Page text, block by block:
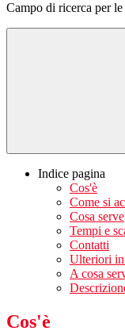
Campo di ricerca per
Indice pagina
Cos'è
Come si
Cosa serve
Tempi e
Contatti
Ulteriori
A cosa
Cos'è